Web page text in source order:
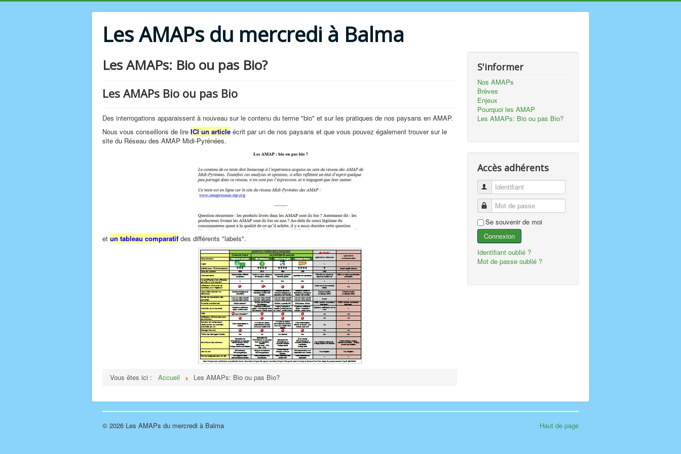
Les AMAPs du mercredi à Balma
Les AMAPs: Bio ou pas Bio?
Les AMAPs Bio ou pas Bio
Des interrogations apparaissent à nouveau sur le contenu du terme "bio" et sur les pratiques de nos paysans en AMAP.
Nous vous conseillons de lire ICI un article écrit par un de nos paysans et que vous pouvez également trouver sur le
site du Réseau des AMAP Midi-Pyrénées.
et un tableau comparatif des différents "labels".
Vous êtes ici : Accueil Les AMAPs: Bio ou pas Bio?
S'informer
Nos AMAPs
Brèves
Enjeux
Pourquoi les AMAP
Les AMAPs: Bio ou pas Bio?
Accès adhérents
Identifiant
Mot de passe
Se souvenir de moi
Connexion
Identifiant oublié ?
Mot de passe oublié ?
Haut de page
© 2026 Les AMAPs du mercredi à Balma